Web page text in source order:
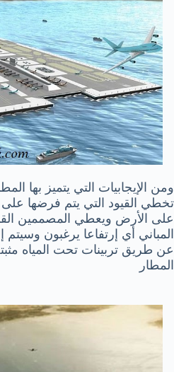
ومن الإيجابيات التي يتميز بها
تخطي القيود التي يتم فرضها على
على الأرض ويعطي المصممين
المباني أي إرتفاعا يرغبون وسيتم
عن طريق تربينات تحت المياه
المطار